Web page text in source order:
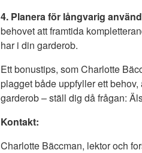
4. Planera för långvarig
behovet att framtida
har i din garderob.
Ett bonustips, som Charlotte
plagget både uppfyller ett
garderob – ställ dig då frågan:
Kontakt:
Charlotte Bäccman, lektor och